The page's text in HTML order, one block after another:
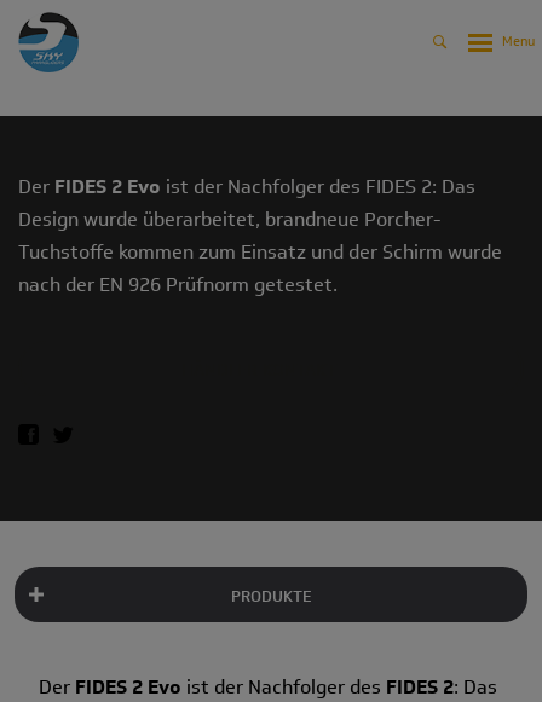
FIDES 2 EVO (2007-2011)
Produkte
Der FIDES 2 Evo ist der Nachfolger des FIDES 2: Das
Design wurde überarbeitet, brandneue Porcher-
Tuchstoffe kommen zum Einsatz und der Schirm wurde
nach der EN 926 Prüfnorm getestet.
PRODUKTE
Der FIDES 2 Evo ist der Nachfolger des FIDES 2: Das